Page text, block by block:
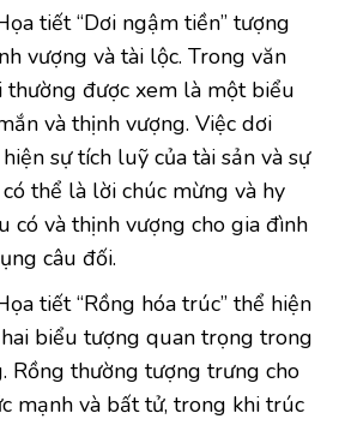
tiết “Dơi ngậm tiền” tượng
vượng và tài lộc. Trong văn
thường được xem là một biểu
và thịnh vượng. Việc dơi
sự tích luỹ của tài sản và sự
thể là lời chúc mừng và hy
có và thịnh vượng cho gia đình
câu đối.
tiết “Rồng hóa trúc” thể hiện
biểu tượng quan trọng trong
Rồng thường tượng trưng cho
mạnh và bất tử, trong khi trúc